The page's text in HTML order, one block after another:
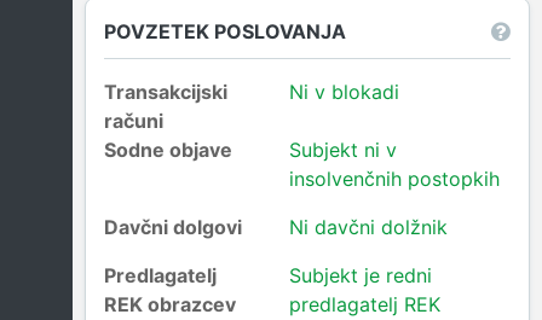
POVZETEK POSLOVANJA
Transakcijski
računi
Ni v blokadi
Sodne objave
Subjekt ni v
insolvenčnih postopkih
Davčni dolgovi
Ni davčni dolžnik
Predlagatelj
REK obrazcev
Subjekt je redni
predlagatelj REK